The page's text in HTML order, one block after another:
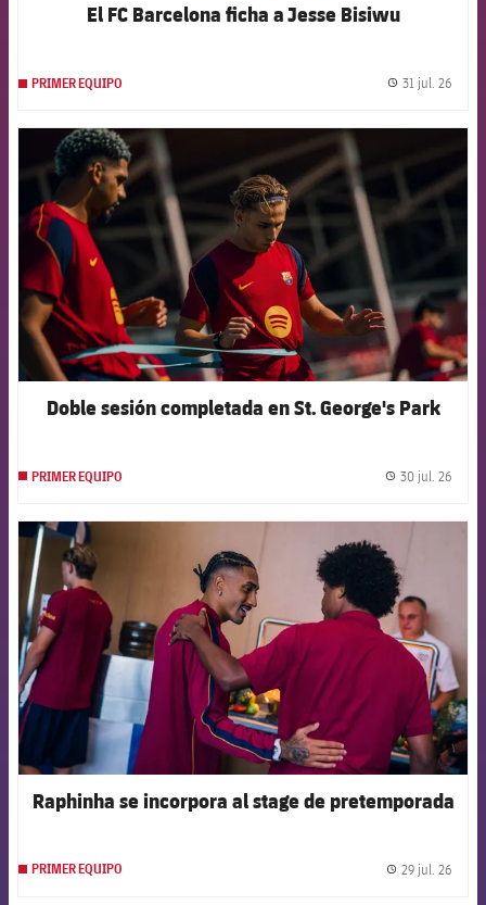
El FC Barcelona ficha a Jesse Bisiwu
PRIMER EQUIPO 31 jul. 26
FCB Barcelona badge
Doble sesión completada en St. George's Park
PRIMER EQUIPO 30 jul. 26
Raphinha se incorpora al stage de pretemporada
PRIMER EQUIPO 29 jul. 26